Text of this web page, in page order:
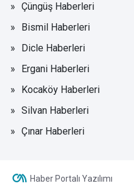
Çüngüş Haberleri
Bismil Haberleri
Dicle Haberleri
Ergani Haberleri
Kocaköy Haberleri
Silvan Haberleri
Çınar Haberleri
Haber Portalı Yazılımı